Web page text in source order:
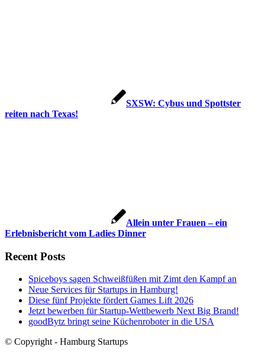
SXSW: Cybus und Spottster
reiten nach Texas!
Allein unter Frauen – ein
Erlebnisbericht vom Ladies Dinner
Recent Posts
Spiceboys sagen Schweißfüßen mit Zimt den Kampf an
Neue Services für Startups in Hamburg!
Diese fünf Projekte fördert Games Lift 2026
Jetzt bewerben für Startup-Wettbewerb Next Big Brand!
goodBytz bringt seine Küchenroboter in die USA
© Copyright - Hamburg Startups